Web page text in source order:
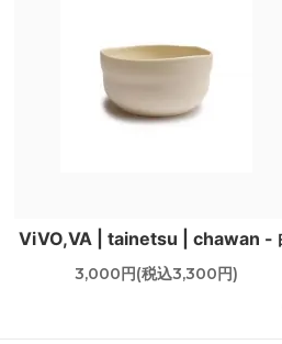
ViVO,VA | tainetsu | chawan -
3,000円(税込3,300円)